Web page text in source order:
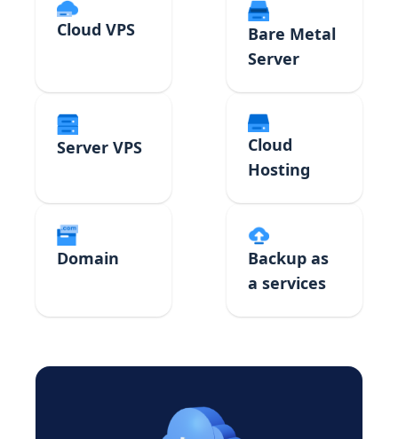
Cloud VPS
Bare Metal
Server
Server VPS
Cloud
Hosting
Domain
Backup as
a services